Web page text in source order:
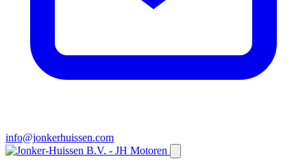
info@jonkerhuissen.com